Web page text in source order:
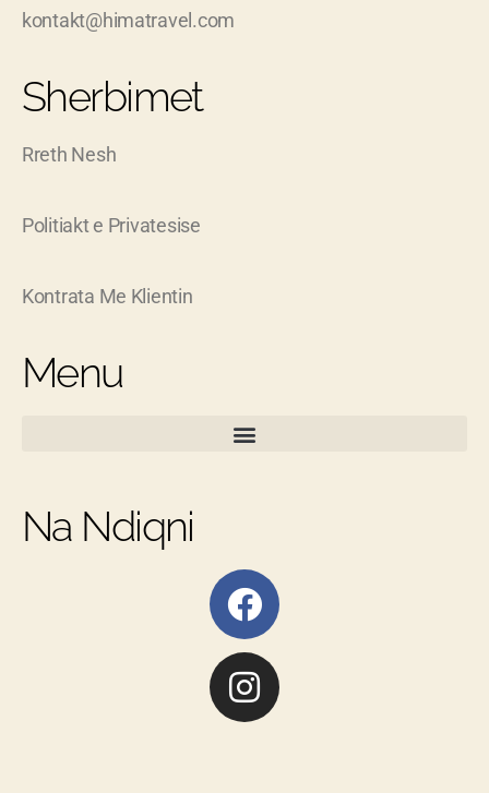
kontakt@himatravel.com
Sherbimet
Rreth Nesh
Politiakt e Privatesise
Kontrata Me Klientin
Menu
Na Ndiqni